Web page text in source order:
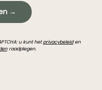
→
u kunt hetprivacybeleiden
raadplegen.